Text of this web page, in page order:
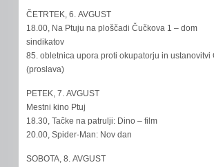
ČETRTEK, 6. AVGUST
18.00, Na Ptuju na ploščadi Čučkova 1 – dom
sindikatov
85. obletnica upora proti okupatorju in ustanovitvi
(proslava)
PETEK, 7. AVGUST
Mestni kino Ptuj
18.30, Tačke na patrulji: Dino – film
20.00, Spider-Man: Nov dan
SOBOTA, 8. AVGUST